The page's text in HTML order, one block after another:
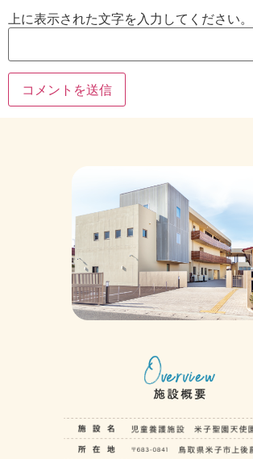
上に表示された文字を入力してください。